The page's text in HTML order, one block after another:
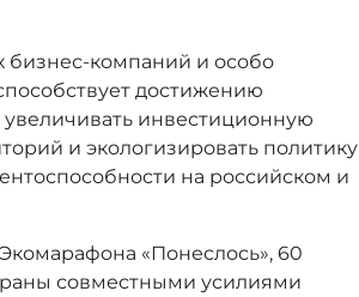
бизнес-компаний и особо
достижению
инвестиционную
и экологизировать политику
на российском и
«Понеслось», 60
совместными усилиями